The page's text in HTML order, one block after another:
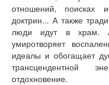
отношений, поисках
доктрин... А также
люди идут в храм.
умиротворяет
идеалы и обогащает
трансцендентной
отдохновение.